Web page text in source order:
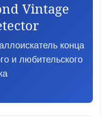
Vintage
конца
и любительского